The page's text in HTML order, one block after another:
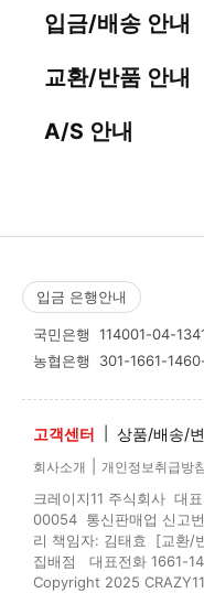
입금/배송 안내
교환/반품 안내
A/S 안내
입금 은행안내
국민은행 114001-04-
농협은행 301-1661-
고객센터 상품/배송/
회사소개 개인정보취급방침
크레이지11 주식회사 대
00054 통신판매업 신고
리 책임자: 김태효 [교환/
집배점 대표전화 1661-
Copyright 2025